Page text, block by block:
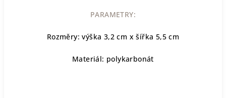
PARAMETRY:
Rozměry: výška 3,2 cm x šířka 5,5 cm
Materiál: polykarbonát